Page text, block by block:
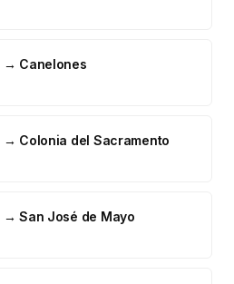
→ Canelones
→ Colonia del Sacramento
→San José de Mayo